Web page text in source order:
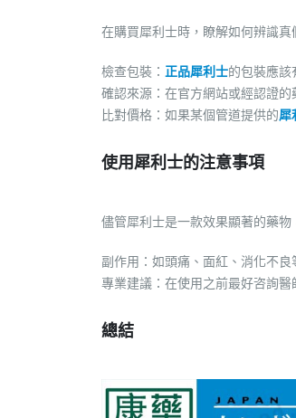
在購買犀利士時，瞭解如何辨識
檢查包裝： 正品犀利士的包裝應該
確認來源：在官方網站或經認證
比對價格：如果某個管道提供的犀
使用犀利士的注意事項
儘管犀利士是一款效果顯著的藥
副作用：如頭痛、面紅、消化不
專業建議：在使用之前最好咨詢
總結